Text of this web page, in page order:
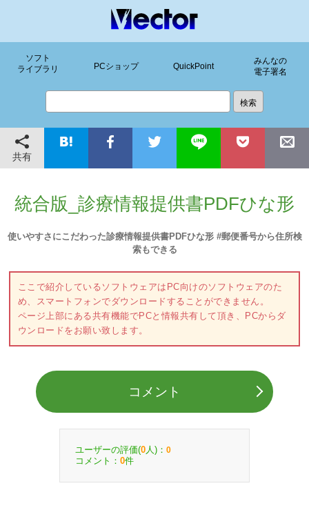
ソフト
ライブラリ
PCショップ QuickPoint
みんなの
電子署名
共有
統合版_診療情報提供書PDFひな形
使いやすさにこだわった診療情報提供書PDFひな形 #郵便番号から住所検
索もできる
ここで紹介しているソフトウェアはPC向けのソフトウェアのた
め、スマートフォンでダウンロードすることができません。
ページ上部にある共有機能でPCと情報共有して頂き、PCからダ
ウンロードをお願い致します。
コメント
ユーザーの評価(0 人)： 0
コメント： 0件